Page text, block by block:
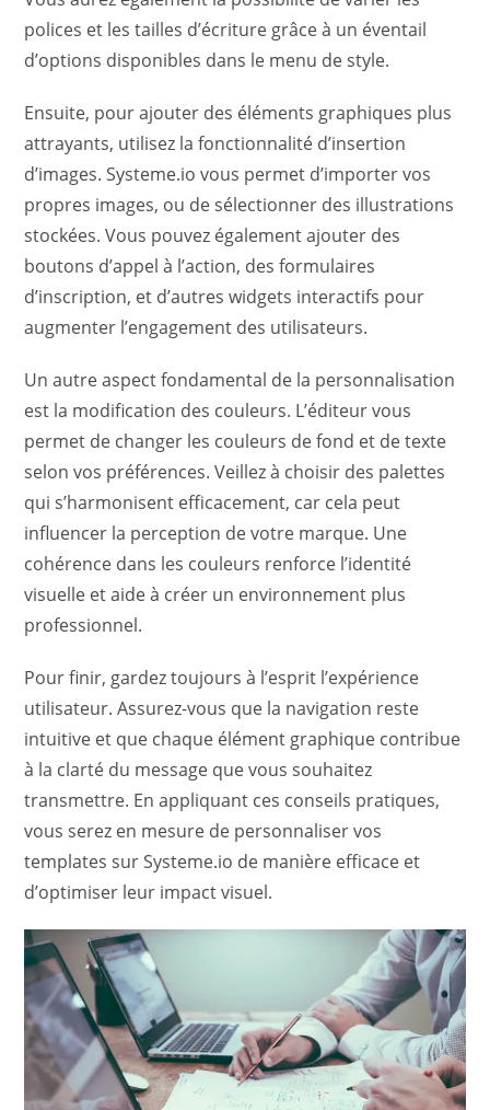
polices et les tailles d’écriture grâce à un éventail
d’options disponibles dans le menu de style.
Ensuite, pour ajouter des éléments graphiques plus
attrayants, utilisez la fonctionnalité d’insertion
d’images. Systeme.io vous permet d’importer vos
propres images, ou de sélectionner des illustrations
stockées. Vous pouvez également ajouter des
boutons d’appel à l’action, des formulaires
d’inscription, et d’autres widgets interactifs pour
augmenter l’engagement des utilisateurs.
Un autre aspect fondamental de la personnalisation
est la modification des couleurs. L’éditeur vous
permet de changer les couleurs de fond et de texte
selon vos préférences. Veillez à choisir des palettes
qui s’harmonisent efficacement, car cela peut
influencer la perception de votre marque. Une
cohérence dans les couleurs renforce l’identité
visuelle et aide à créer un environnement plus
professionnel.
Pour finir, gardez toujours à l’esprit l’expérience
utilisateur. Assurez-vous que la navigation reste
intuitive et que chaque élément graphique contribue
à la clarté du message que vous souhaitez
transmettre. En appliquant ces conseils pratiques,
vous serez en mesure de personnaliser vos
templates sur Systeme.io de manière efficace et
d’optimiser leur impact visuel.